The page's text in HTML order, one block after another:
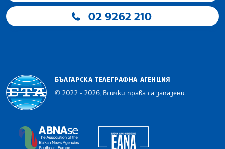
02 9262 210
БЪЛГАРСКА ТЕЛЕГРАФНА АГЕНЦИЯ
© 2022 - 2026, Всички права са запазени.
The Assocoation of the Balkan News Agencies